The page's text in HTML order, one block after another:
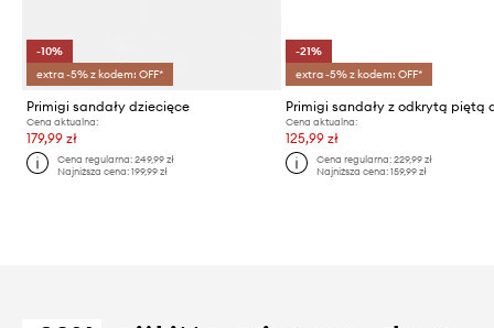
-10%
extra -5% z kodem: OFF*
Primigi sandały dziecięce
Cena aktualna:
179,99 zł
Cena regularna:249,99 zł
Najniższa cena:199,99 zł
-21%
extra -5% z kodem: OFF*
Cena aktualna:
125,99 zł
Cena regularna: 229,99 zł
Najniższa cena: 159,99 zł